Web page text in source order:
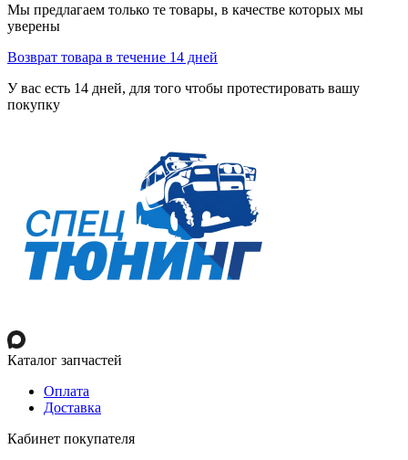
Мы предлагаем только те товары, в качестве которых мы
уверены
Возврат товара в течение 14 дней
У вас есть 14 дней, для того чтобы протестировать вашу
покупку
Каталог запчастей
Оплата
Доставка
Кабинет покупателя